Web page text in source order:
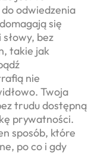
odwiedzenia
się
bez
takie jak
nie
Twoja
trudu dostępną
prywatności.
sposób, które
po co i gdy